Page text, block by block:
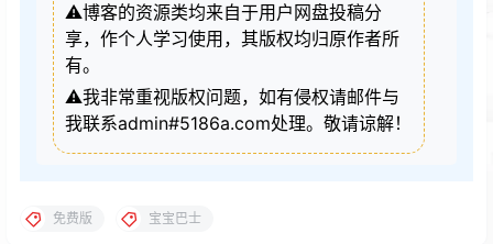
⚠️博客的资源类均来自于用户网盘投稿分
享，作个人学习使用，其版权均归原作者所
有。
⚠️我非常重视版权问题，如有侵权请邮件与
我联系admin#5186a.com处理。敬请谅解！
免费版 宝宝巴士